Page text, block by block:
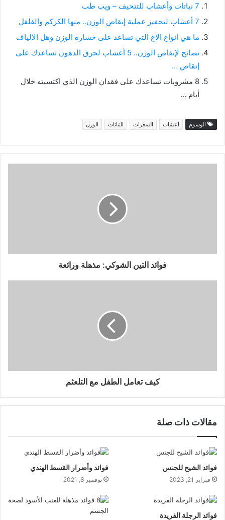
7 نباتات وأعشاب للتنحيف – ويب طب
7 أعشاب لتحفيز عملية إنقاص الوزن.. منها الكركم والفلفل
ما هي انواع الاع التي تساعد على خسارة الوزن وهل الالياف
نصائح لإنقاص الوزن.. 5 أعشاب لحرق الدهون تساعدك على
إنقاص …
8 مشروبات تساعدك على فقدان الوزن الذي اكتسبته خلال
أيام …
الوسوم أعشاب السعرات النباتات الوزن
فوائد التين الشوكي: مذهلة ورائعة
كيف تعامل الطفل مع التلعثم
مقالات ذات صلة
فوائد الشيح للجنس
فبراير 21, 2023
فوائد وأضرار القسط الهندي
نوفمبر 8, 2021
فوائد الرجلة الفريدة